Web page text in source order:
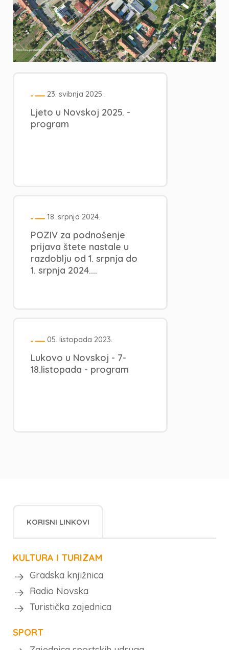
23. svibnja 2025.
Ljeto u Novskoj 2025. -
program
18. srpnja 2024.
POZIV za podnošenje
prijava štete nastale u
razdoblju od 1. srpnja do
1. srpnja 2024....
05. listopada 2023.
Lukovo u Novskoj - 7-
18.listopada - program
KORISNI LINKOVI
KULTURA I TURIZAM
Gradska knjižnica
Radio Novska
Turistička zajednica
SPORT